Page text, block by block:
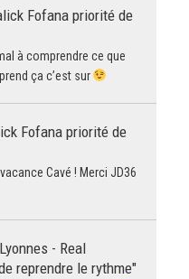
Fofana priorité de
à comprendre ce que
ça c’est sur
Fofana priorité de
Cavé ! Merci JD36
- Real
reprendre le rythme"